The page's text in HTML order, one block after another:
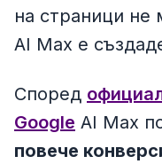
на страници не
AI Max е
Според
Google AI Max
повече